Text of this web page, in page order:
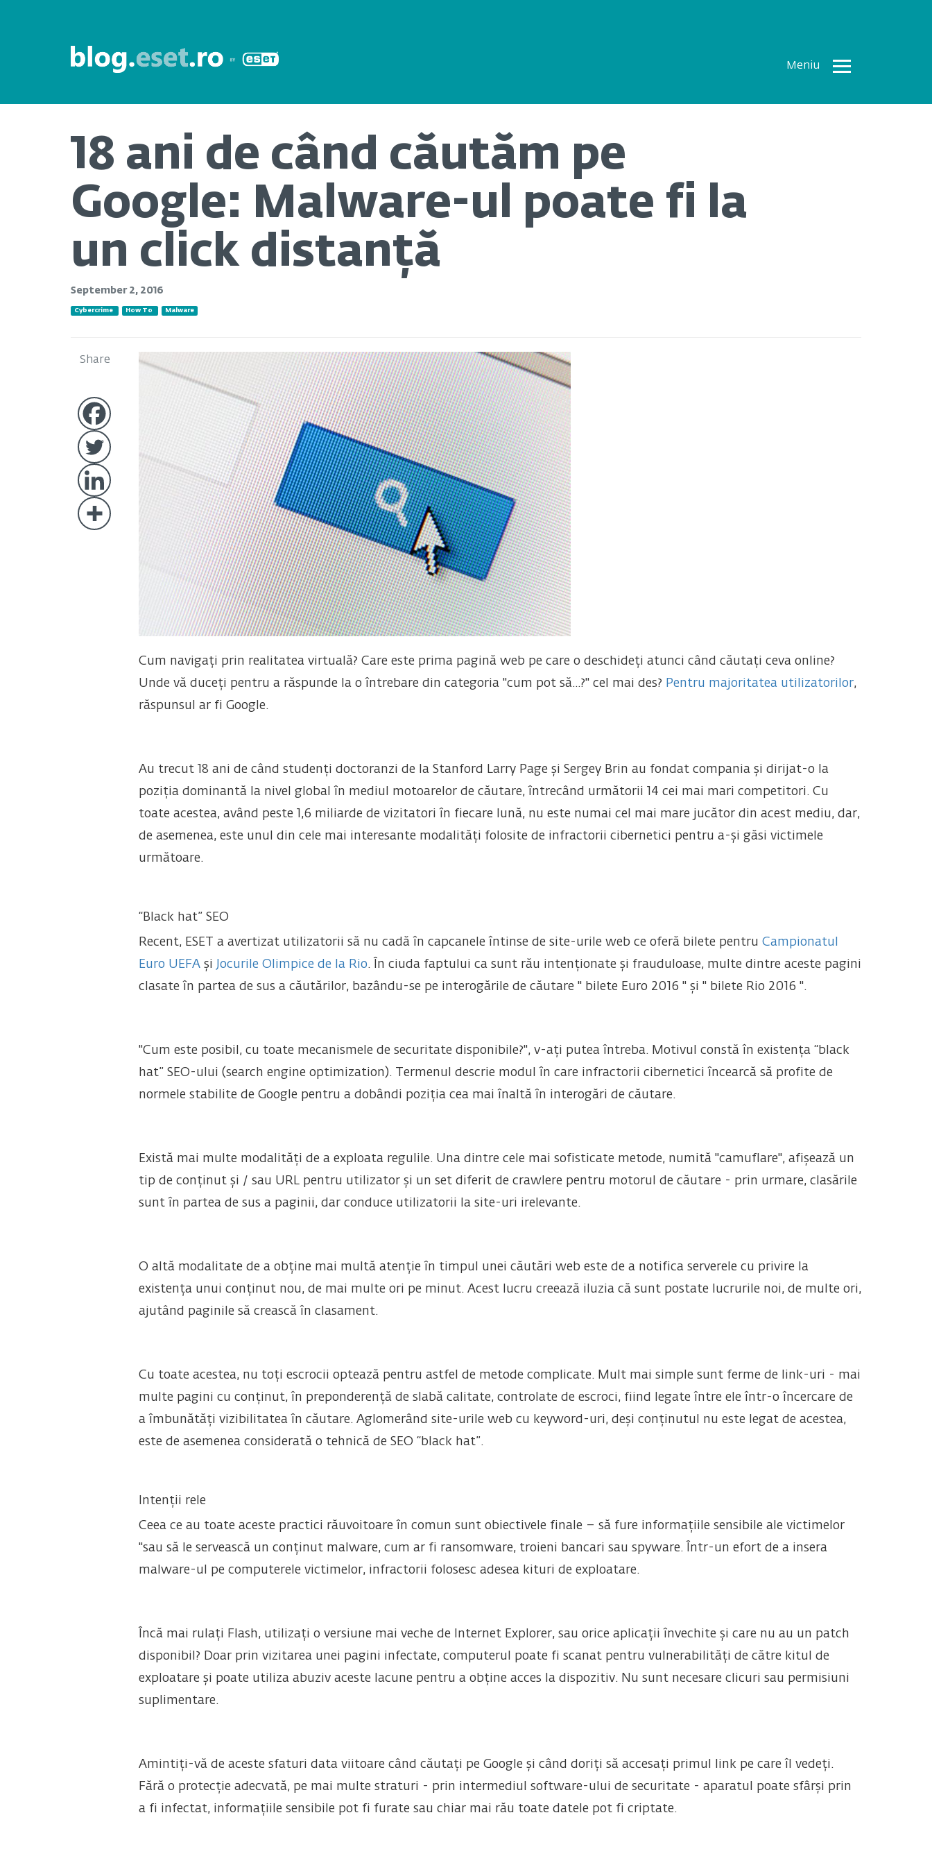
Meniu
Toate
18 ani de când căutăm pe
Google: Malware-ul poate fi la
un click distanță
September 2, 2016
Cybercrime How To Malware
Share
Cum navigați prin realitatea virtuală? Care este prima pagină web pe care o deschideți atunci când căutați ceva online?
Unde vă duceți pentru a răspunde la o întrebare din categoria "cum pot să...?" cel mai des? Pentru majoritatea utilizatorilor,
răspunsul ar fi Google.
Au trecut 18 ani de când studenți doctoranzi de la Stanford Larry Page și Sergey Brin au fondat compania și dirijat-o la
poziția dominantă la nivel global în mediul motoarelor de căutare, întrecând următorii 14 cei mai mari competitori. Cu
toate acestea, având peste 1,6 miliarde de vizitatori în fiecare lună, nu este numai cel mai mare jucător din acest mediu, dar,
de asemenea, este unul din cele mai interesante modalități folosite de infractorii cibernetici pentru a-și găsi victimele
următoare.
“Black hat” SEO
Recent, ESET a avertizat utilizatorii să nu cadă în capcanele întinse de site-urile web ce oferă bilete pentru Campionatul
Euro UEFAși Jocurile Olimpice de la Rio. În ciuda faptului ca sunt rău intenționate și frauduloase, multe dintre aceste pagini
clasate în partea de sus a căutărilor, bazându-se pe interogările de căutare " bilete Euro 2016 " și " bilete Rio 2016 ".
"Cum este posibil, cu toate mecanismele de securitate disponibile?", v-ați putea întreba. Motivul constă în existența “black
hat” SEO-ului (search engine optimization). Termenul descrie modul în care infractorii cibernetici încearcă să profite de
normele stabilite de Google pentru a dobândi poziția cea mai înaltă în interogări de căutare.
Există mai multe modalități de a exploata regulile. Una dintre cele mai sofisticate metode, numită "camuflare", afișează un
tip de conținut și / sau URL pentru utilizator și un set diferit de crawlere pentru motorul de căutare - prin urmare, clasările
sunt în partea de sus a paginii, dar conduce utilizatorii la site-uri irelevante.
O altă modalitate de a obține mai multă atenție în timpul unei căutări web este de a notifica serverele cu privire la
existența unui conținut nou, de mai multe ori pe minut. Acest lucru creează iluzia că sunt postate lucrurile noi, de multe ori,
ajutând paginile să crească în clasament.
Cu toate acestea, nu toți escrocii optează pentru astfel de metode complicate. Mult mai simple sunt ferme de link-uri - mai
multe pagini cu conținut, în preponderență de slabă calitate, controlate de escroci, fiind legate între ele într-o încercare de
a îmbunătăți vizibilitatea în căutare. Aglomerând site-urile web cu keyword-uri, deși conținutul nu este legat de acestea,
este de asemenea considerată o tehnică de SEO “black hat”.
Intenții rele
Ceea ce au toate aceste practici răuvoitoare în comun sunt obiectivele finale – să fure informațiile sensibile ale victimelor
"sau să le servească un conținut malware, cum ar fi ransomware, troieni bancari sau spyware. Într-un efort de a insera
malware-ul pe computerele victimelor, infractorii folosesc adesea kituri de exploatare.
Încă mai rulați Flash, utilizați o versiune mai veche de Internet Explorer, sau orice aplicații învechite și care nu au un patch
disponibil? Doar prin vizitarea unei pagini infectate, computerul poate fi scanat pentru vulnerabilități de către kitul de
exploatare și poate utiliza abuziv aceste lacune pentru a obține acces la dispozitiv. Nu sunt necesare clicuri sau permisiuni
suplimentare.
Amintiți-vă de aceste sfaturi data viitoare când căutați pe Google și când doriți să accesați primul link pe care îl vedeți.
Fără o protecție adecvată, pe mai multe straturi - prin intermediul software-ului de securitate - aparatul poate sfârși prin
a fi infectat, informațiile sensibile pot fi furate sau chiar mai rău toate datele pot fi criptate.